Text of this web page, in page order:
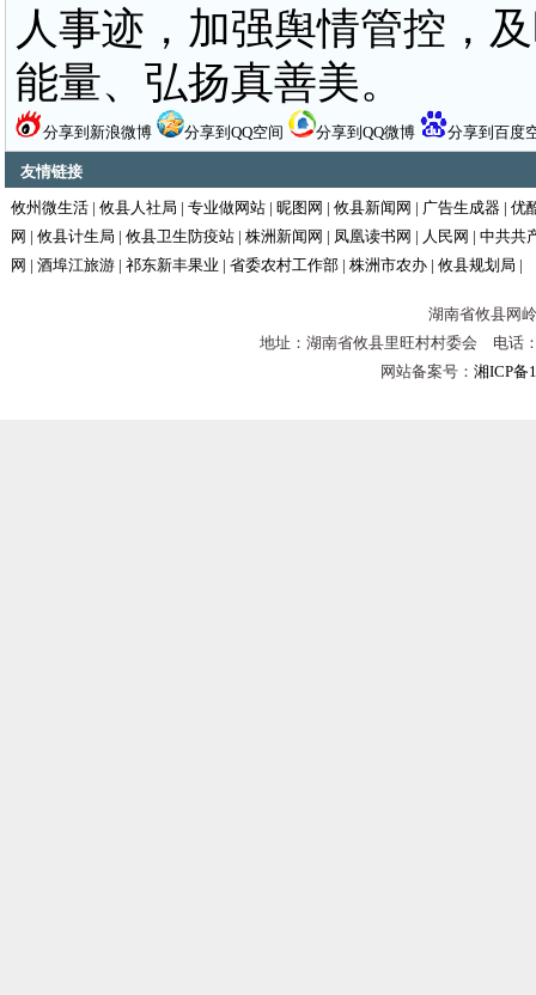
人事迹，加强舆情管控，
能量、弘扬真善美。
分享到新浪微博 分享到QQ空间 分享到QQ微博 分享到百度
友情链接
攸州微生活 | 攸县人社局 | 专业做网站 | 昵图网 | 攸县新闻网 | 广告生成器 | 优
网 | 攸县计生局 | 攸县卫生防疫站 | 株洲新闻网 | 凤凰读书网 | 人民网 | 中共共
网 | 酒埠江旅游 | 祁东新丰果业 | 省委农村工作部 | 株洲市农办 | 攸县规划局 |
湖南省攸县网
地址：湖南省攸县里旺村村委会 电
网站备案号： 湘ICP备